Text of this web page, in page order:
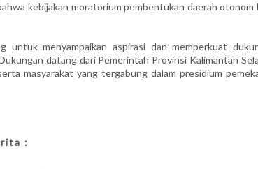
kebijakan moratorium pembentukan daerah otonom
menyampaikan aspirasi dan memperkuat
datang dari Pemerintah Provinsi Kalimantan
masyarakat yang tergabung dalam presidium
: